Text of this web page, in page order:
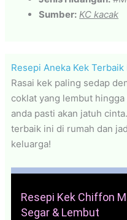
Sumber: KC kacak
Resepi Aneka Kek
Rasai kek paling sedap
coklat yang lembut
anda pasti akan jatuh
terbaik ini di rumah dan
keluarga!
Resepi Kek Chiffon
Segar & Lembut